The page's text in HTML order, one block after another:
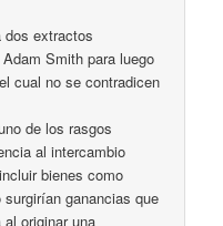
extractos
Smith para luego
cual no se contradicen
de los rasgos
al intercambio
bienes como
ganancias que
originar una